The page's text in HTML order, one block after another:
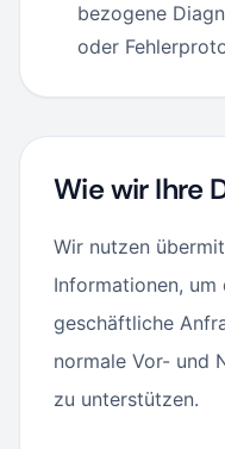
bezogene
oder
Wie wir Ihre
Wir nutzen
Informationen, um
geschäftliche
normale Vor- und
zu unterstützen.